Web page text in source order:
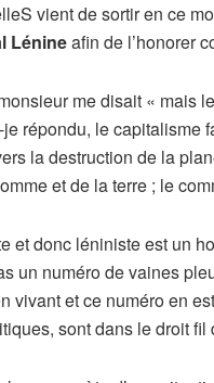
vient de sortir en ce
Lénineafin de l’honorer
me disait « mais
répondu, le
la destruction de la
et de la terre ; le
et donc léniniste est un
un numéro de vaines
vivant et ce numéro en
sont dans le droit